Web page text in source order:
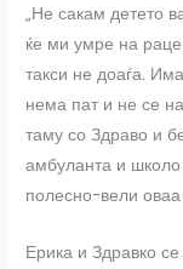
„Не сакам детето
ќе ми умре на
такси не доаѓа.
нема пат и не се
таму со Здраво и
амбуланта и
полесно-вели оваа
Ерика и Здравко